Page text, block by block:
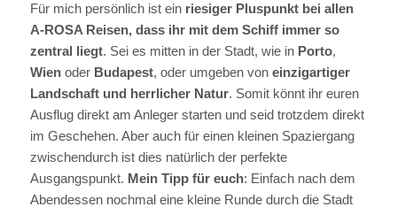
Für mich persönlich ist ein riesiger Pluspunkt bei allen
A-ROSA Reisen, dass ihr mit dem Schiff immer so
zentral liegt. Sei es mitten in der Stadt, wie in Porto,
Wienoder Budapest, oder umgeben von einzigartiger
Landschaft und herrlicher Natur. Somit könnt ihr euren
Ausflug direkt am Anleger starten und seid trotzdem direkt
im Geschehen. Aber auch für einen kleinen Spaziergang
zwischendurch ist dies natürlich der perfekte
Ausgangspunkt. Mein Tipp für euch: Einfach nach dem
Abendessen nochmal eine kleine Runde durch die Stadt